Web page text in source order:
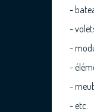
-
-
-
-
-
- etc.